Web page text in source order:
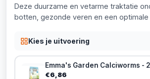
Deze duurzame en vetarme traktatie
botten, gezonde veren en een optimale
Kies je uitvoering
Emma's Garden Calciworms -
€6,86